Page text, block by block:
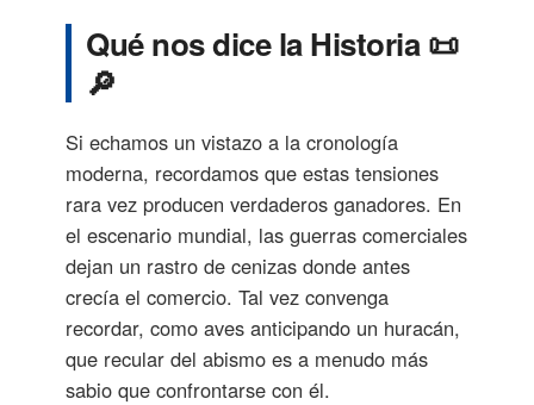
Qué nos dice la Historia 📜
🔎
Si echamos un vistazo a la cronología
moderna, recordamos que estas tensiones
rara vez producen verdaderos ganadores. En
el escenario mundial, las guerras comerciales
dejan un rastro de cenizas donde antes
crecía el comercio. Tal vez convenga
recordar, como aves anticipando un huracán,
que recular del abismo es a menudo más
sabio que confrontarse con él.